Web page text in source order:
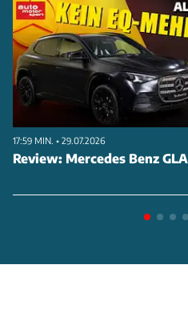
17:59 MIN. • 29.07.2026
Review: Mercedes Benz GLA